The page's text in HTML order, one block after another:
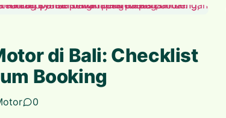
di Bali: Checklist
Booking
0